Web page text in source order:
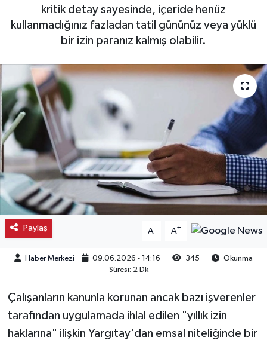
kritik detay sayesinde, içeride henüz
kullanmadığınız fazladan tatil gününüz veya yüklü
bir izin paranız kalmış olabilir.
Paylaş A- A+
Haber Merkezi 09.06.2026 - 14:16 345
Okunma
Süresi: 2 Dk
Çalışanların kanunla korunan ancak bazı işverenler
tarafından uygulamada ihlal edilen "yıllık izin
haklarına" ilişkin Yargıtay'dan emsal niteliğinde bir
Kargı
Mecitözü
Oğuzlar
Ortaköy
Osmancık
Sungurlu
Uğurludağ